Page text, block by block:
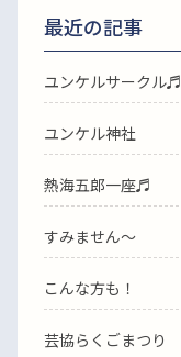
最近の記事
ユンケルサークル♬
ユンケル神社
熱海五郎一座♬
すみません〜
こんな方も！
芸協らくごまつり